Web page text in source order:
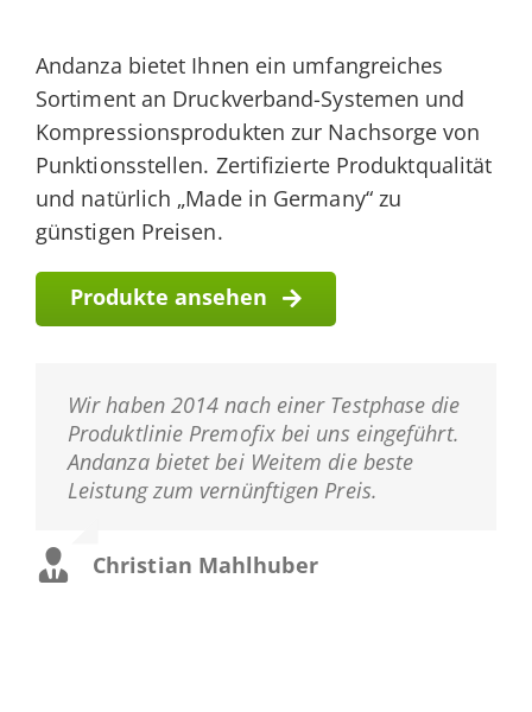
Andanza bietet Ihnen ein umfangreiches
Sortiment an Druckverband-Systemen und
Kompressionsprodukten zur Nachsorge von
Punktionsstellen. Zertifizierte Produktqualität
und natürlich „Made in Germany“ zu
günstigen Preisen.
Produkte ansehen
Wir haben 2014 nach einer Testphase die
Produktlinie Premofix bei uns eingeführt.
Andanza bietet bei Weitem die beste
Leistung zum vernünftigen Preis.
Christian Mahlhuber